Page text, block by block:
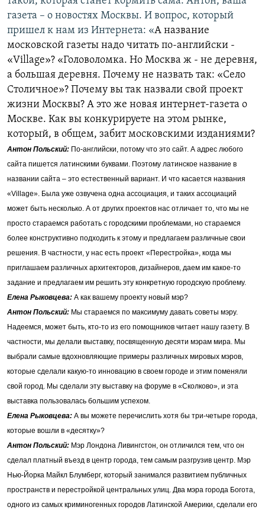
газета – о новостях Москвы. И вопрос, который
пришел к нам из Интернета: «А название
московской газеты надо читать по-английски -
«Village»? «Головоломка. Но Москва ж - не деревня,
а большая деревня. Почему не назвать так: «Село
Столичное»? Почему вы так назвали свой проект
жизни Москвы? А это же новая интернет-газета о
Москве. Как вы конкурируете на этом рынке,
который, в общем, забит московскими изданиями?
Антон Польский: По-английски, потому что это сайт. А адрес любого
сайта пишется латинскими буквами. Поэтому латинское название в
названии сайта – это естественный вариант. И что касается названия
«Village». Была уже озвучена одна ассоциация, и таких ассоциаций
может быть несколько. А от других проектов нас отличает то, что мы не
просто стараемся работать с городскими проблемами, но стараемся
более конструктивно подходить к этому и предлагаем различные свои
решения. В частности, у нас есть проект «Перестройка», когда мы
приглашаем различных архитекторов, дизайнеров, даем им какое-то
задание и предлагаем им решить эту конкретную городскую проблему.
Елена Рыковцева: А как вашему проекту новый мэр?
Антон Польский: Мы стараемся по максимуму давать советы мэру.
Надеемся, может быть, кто-то из его помощников читает нашу газету. В
частности, мы делали выставку, посвященную десяти мэрам мира. Мы
выбрали самые вдохновляющие примеры различных мировых мэров,
которые сделали какую-то инновацию в своем городе и этим поменяли
свой город. Мы сделали эту выставку на форуме в «Сколково», и эта
выставка пользовалась большим успехом.
Елена Рыковцева: А вы можете перечислить хотя бы три-четыре города,
которые вошли в «десятку»?
Антон Польский: Мэр Лондона Ливингстон, он отличился тем, что он
сделал платный въезд в центр города, тем самым разгрузив центр. Мэр
Нью-Йорка Майкл Блумберг, который занимался развитием публичных
пространств и перестройкой центральных улиц. Два мэра города Богота,
одного из самых криминогенных городов Латинской Америки, сделали его